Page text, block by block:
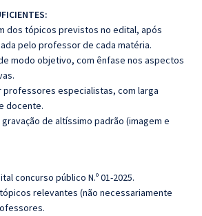
dos tópicos previstos no edital, após
pelo professor de cada matéria.
modo objetivo, com ênfase nos aspectos
professores especialistas, com larga
docente.
de altíssimo padrão (imagem e
concurso público N.º 01-2025.
relevantes (não necessariamente